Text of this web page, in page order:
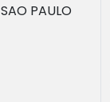
SAO PAULO